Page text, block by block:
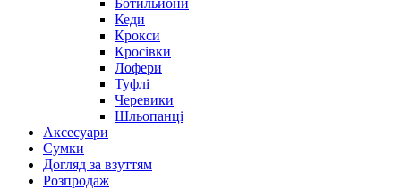
Ботильйони
Кеди
Крокси
Кросівки
Лофери
Туфлі
Черевики
Шльопанці
Аксесуари
Сумки
Догляд за взуттям
Розпродаж